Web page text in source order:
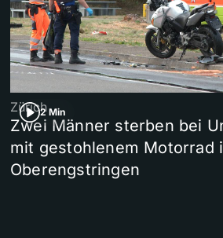
2 Min
Zürich
Zwei Männer sterben bei
mit gestohlenem Motorrad
Oberengstringen